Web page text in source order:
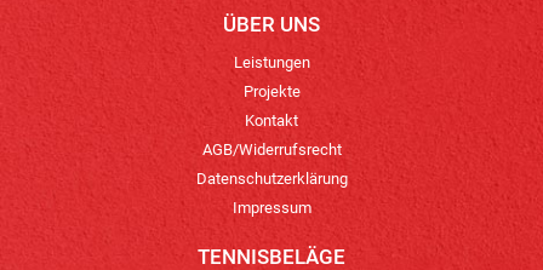
ÜBER UNS
Leistungen
Projekte
Kontakt
AGB/Widerrufsrecht
Datenschutzerklärung
Impressum
TENNISBELÄGE